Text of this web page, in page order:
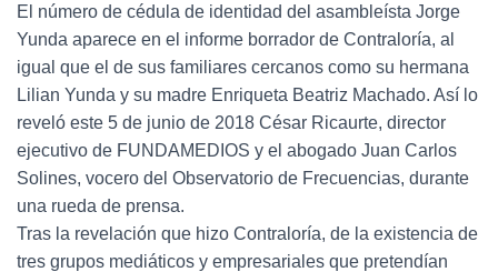
El número de cédula de identidad del asambleísta Jorge
Yunda aparece en el informe borrador de Contraloría, al
igual que el de sus familiares cercanos como su hermana
Lilian Yunda y su madre Enriqueta Beatriz Machado. Así lo
reveló este 5 de junio de 2018 César Ricaurte, director
ejecutivo de FUNDAMEDIOS y el abogado Juan Carlos
Solines, vocero del Observatorio de Frecuencias, durante
una rueda de prensa.
Tras la revelación que hizo Contraloría, de la existencia de
tres grupos mediáticos y empresariales que pretendían